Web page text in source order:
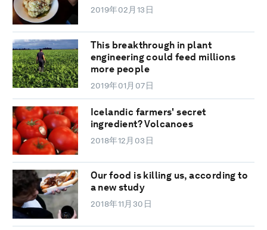
2019年02月13日
This breakthrough in plant
engineering could feed millions
more people
2019年01月07日
Icelandic farmers' secret
ingredient? Volcanoes
2018年12月03日
Our food is killing us, according to
a new study
2018年11月30日